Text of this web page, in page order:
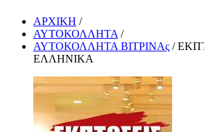
ΑΡΧΙΚΗ /
ΑΥΤΟΚΟΛΛΗΤΑ /
ΑΥΤΟΚΟΛΛΗΤΑ ΒΙΤΡΙΝΑς /
ΕΛΛΗΝΙΚΑ